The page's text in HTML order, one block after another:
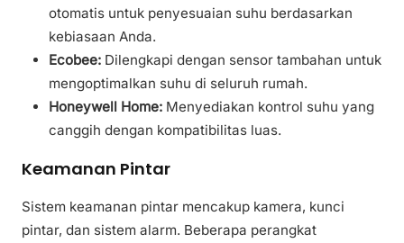
otomatis untuk penyesuaian suhu berdasarkan
kebiasaan Anda.
Ecobee: Dilengkapi dengan sensor tambahan untuk
mengoptimalkan suhu di seluruh rumah.
Honeywell Home: Menyediakan kontrol suhu yang
canggih dengan kompatibilitas luas.
Keamanan Pintar
Sistem keamanan pintar mencakup kamera, kunci
pintar, dan sistem alarm. Beberapa perangkat